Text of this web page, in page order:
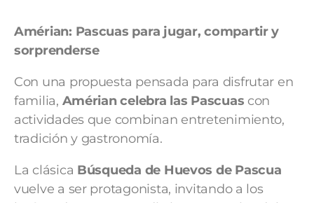
Amérian: Pascuas para jugar, compartir y
sorprenderse
Con una propuesta pensada para disfrutar en
familia, Amérian celebra las Pascuas con
actividades que combinan entretenimiento,
tradición y gastronomía.
La clásica Búsqueda de Huevos de Pascua
vuelve a ser protagonista, invitando a los